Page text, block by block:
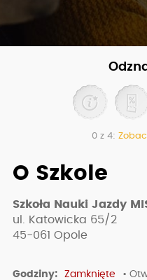
0 z 4:
O Szkole
Szkoła Nauki Jazdy
ul. Katowicka 65/2
45-061 Opole
Godziny: Zamknięte •